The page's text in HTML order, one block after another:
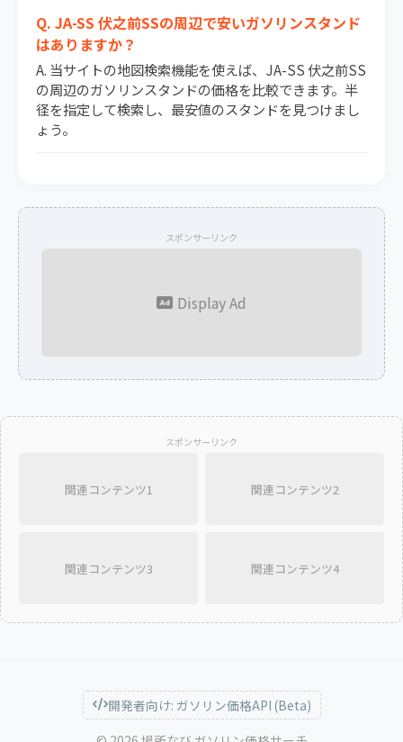
Q. JA-SS 伏之前SSの周辺で安いガソリンスタンド
はありますか？
A. 当サイトの地図検索機能を使えば、JA-SS 伏之前SS
の周辺のガソリンスタンドの価格を比較できます。半
径を指定して検索し、最安値のスタンドを見つけまし
ょう。
スポンサーリンク
Display Ad
スポンサーリンク
関連コンテンツ1 関連コンテンツ2
関連コンテンツ3 関連コンテンツ4
開発者向け: ガソリン価格API (Beta)